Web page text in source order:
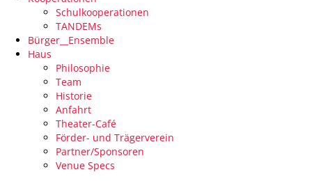
Schulkooperationen
TANDEMs
Bürger__Ensemble
Haus
Philosophie
Team
Historie
Anfahrt
Theater-Café
Förder- und Trägerverein
Partner/Sponsoren
Venue Specs